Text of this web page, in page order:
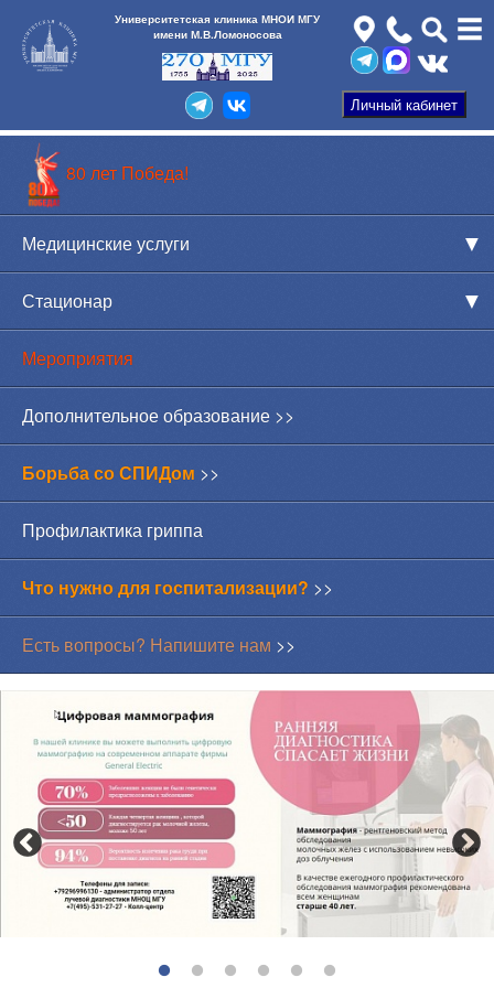
Университетская клиника МНОИ МГУ
имени М.В.Ломоносова
80 лет Победа!
Медицинские услуги
Стационар
Мероприятия
Дополнительное образование >>
Борьба со СПИДом >>
Профилактика гриппа
Что нужно для госпитализации? >>
Есть вопросы? Напишите нам >>